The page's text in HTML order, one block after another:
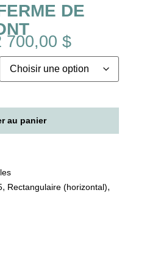
DE
700,00 $
au panier
, Rectangulaire (horizontal),